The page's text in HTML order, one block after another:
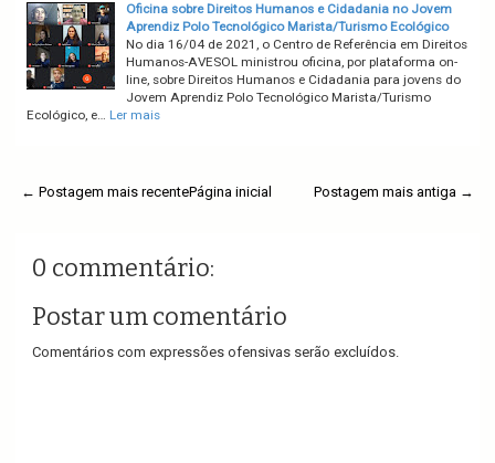
Oficina sobre Direitos Humanos e Cidadania no Jovem
Aprendiz Polo Tecnológico Marista/Turismo Ecológico
No dia 16/04 de 2021, o Centro de Referência em Direitos
Humanos-AVESOL ministrou oficina, por plataforma on-
line, sobre Direitos Humanos e Cidadania para jovens do
Jovem Aprendiz Polo Tecnológico Marista/Turismo
Ecológico, e… Ler mais
← Postagem mais recente Postagem mais antiga →
Página inicial
0 commentário:
Postar um comentário
Comentários com expressões ofensivas serão excluídos.